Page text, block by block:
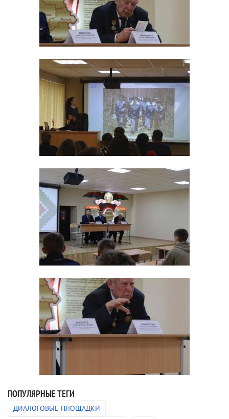
ПОПУЛЯРНЫЕ ТЕГИ
ДИАЛОГОВЫЕ ПЛОЩАДКИ